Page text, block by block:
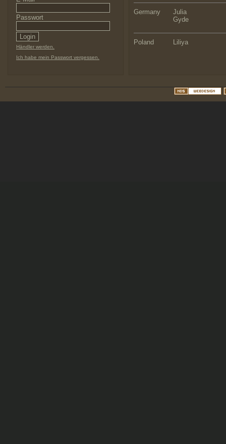
Passwort
Händler werden.
Ich habe mein Passwort vergessen.
Germany
Julia
Gyde
Poland Liliya